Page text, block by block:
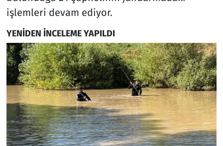
işlemleri devam ediyor.
YENİDEN İNCELEME YAPILDI